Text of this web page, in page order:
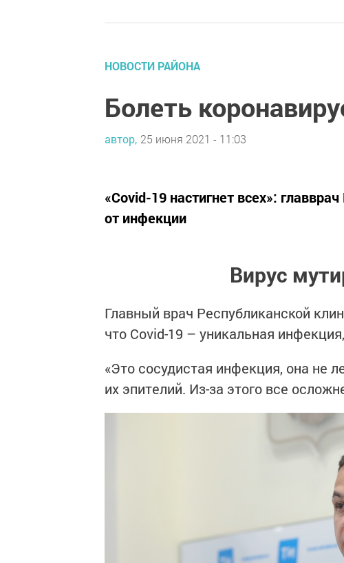
НОВОСТИ РАЙОНА
Болеть
автор, 25 июня 2021 - 11:03
«Covid-19 настигнет всех»:
от инфекции
Вирус
Главный врач Республиканской
что Covid-19 – уникальная
«Это сосудистая инфекция, она не
их эпителий. Из-за этого все